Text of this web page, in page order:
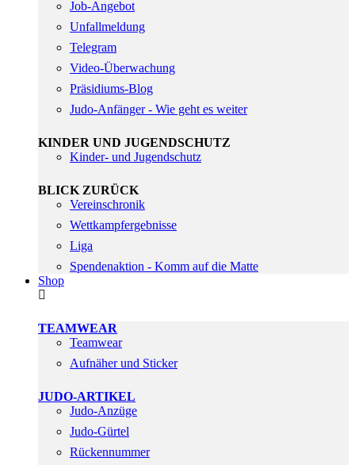
Job-Angebot
Unfallmeldung
Telegram
Video-Überwachung
Präsidiums-Blog
Judo-Anfänger - Wie geht es weiter
KINDER UND JUGENDSCHUTZ
Kinder- und Jugendschutz
BLICK ZURÜCK
Vereinschronik
Wettkampfergebnisse
Liga
Spendenaktion - Komm auf die Matte
Shop
TEAMWEAR
Teamwear
Aufnäher und Sticker
JUDO-ARTIKEL
Judo-Anzüge
Judo-Gürtel
Rückennummer